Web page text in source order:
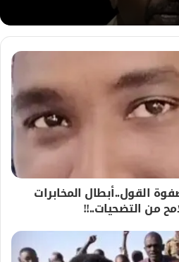
القول..أبطال المخابرات
من التضحيات..!!